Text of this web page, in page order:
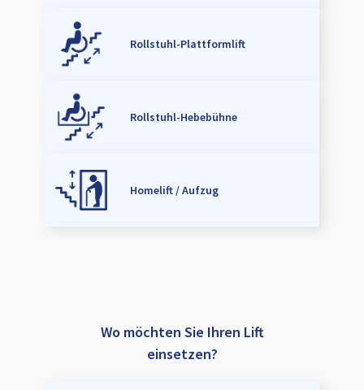
Rollstuhl-Plattformlift
Rollstuhl-Hebebühne
Homelift / Aufzug
Wo möchten Sie Ihren Lift
einsetzen?